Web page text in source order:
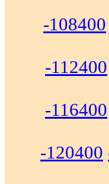
-108400
-112400
-116400
-120400